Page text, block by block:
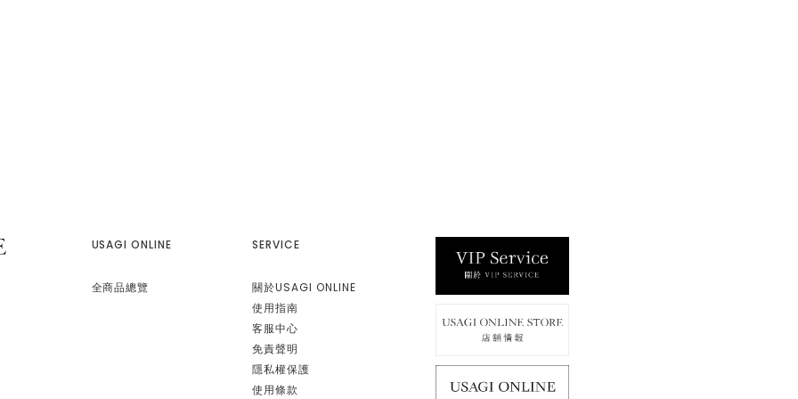
USAGI ONLINE
全商品總覽
SERVICE
關於USAGI ONLINE
使用指南
客服中心
免責聲明
隱私權保護
使用條款